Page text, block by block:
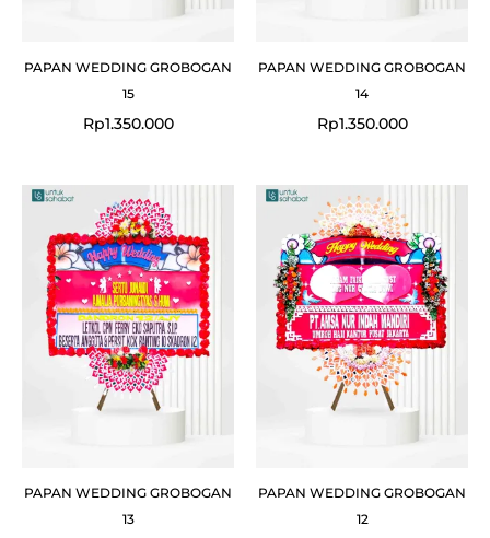
PAPAN WEDDING GROBOGAN
15
Rp1.350.000
PAPAN WEDDING GROBOGAN
14
Rp1.350.000
PAPAN WEDDING GROBOGAN
13
PAPAN WEDDING GROBOGAN
12